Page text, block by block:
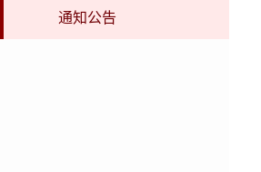
通知公告